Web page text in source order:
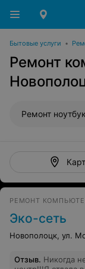
Бытовые услуги •
Ремонт
Ремонт
РЕМОНТ
Эко-сеть
Новополоцк, ул.
Отзыв. Никогда